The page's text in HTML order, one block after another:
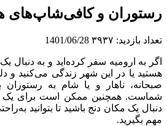
رستوران و کافی‌شاپ‌های
تعداد بازدید: ۳۹۳۷ 1401/06/28
اگر به ارومیه سفر کرده‌اید و به دنبال
هستید یا در این شهر زندگی می‌کنید و
صبحانه، ناهار و یا شام به رستوران
شماست. همچنین ممکن است برای یک
دنبال یک مکان دنج باشید تا بتوانید
مهم بگیرید.